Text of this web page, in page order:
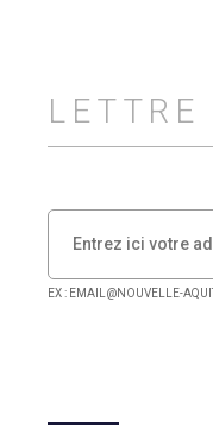
EX : EMAIL@NOUVELLE-